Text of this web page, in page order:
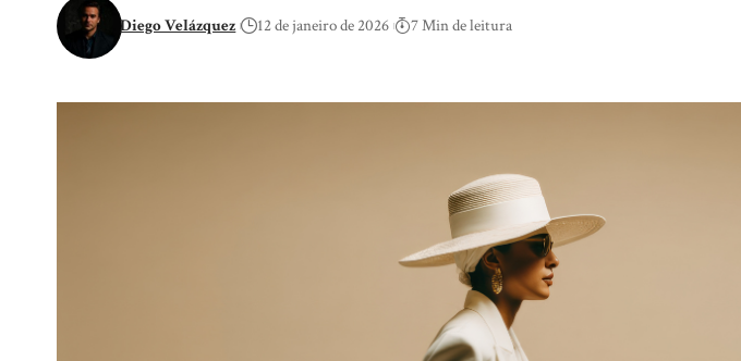
Diego Velázquez 12 de janeiro de 2026 7 Min de leitura